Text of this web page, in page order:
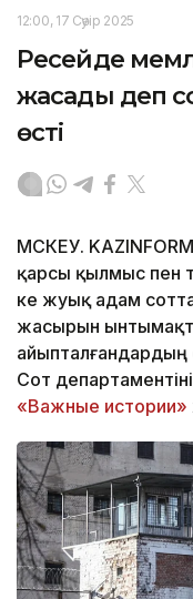
12:00, 17 Сәуір 2025
Ресейде
жасады деп
өсті
МӘСКЕУ.
қарсы қылмыс пен
ке жуық адам
жасырын
айыпталғандардың
Сот
«Важные истории»